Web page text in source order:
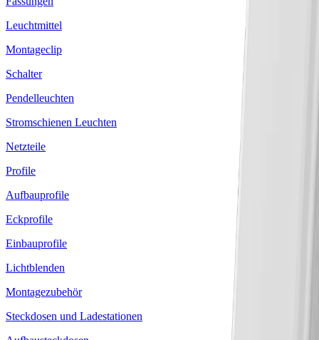
Leuchtmittel
Montageclip
Schalter
Pendelleuchten
Stromschienen Leuchten
Netzteile
Profile
Aufbauprofile
Eckprofile
Einbauprofile
Lichtblenden
Montagezubehör
Steckdosen und Ladestationen